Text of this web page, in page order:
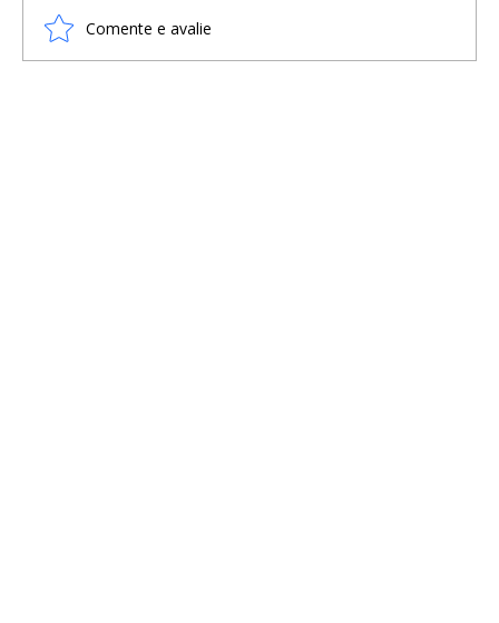
Comente e avalie